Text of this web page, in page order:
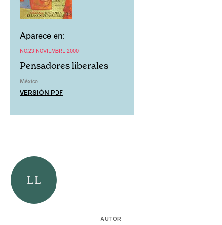
Aparece en:
NO.23 NOVIEMBRE 2000
Pensadores liberales
México
VERSIÓN PDF
AUTOR